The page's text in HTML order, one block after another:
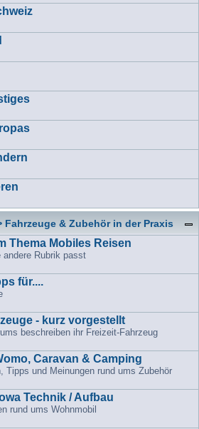
Fahrzeuge & Zubehör in der Praxis
Thema Mobiles Reisen
Rubrik passt
für....
- kurz vorgestellt
beschreiben ihr Freizeit-Fahrzeug
Caravan & Camping
Tipps und Meinungen rund ums Zubehör
Technik / Aufbau
rund ums Wohnmobil